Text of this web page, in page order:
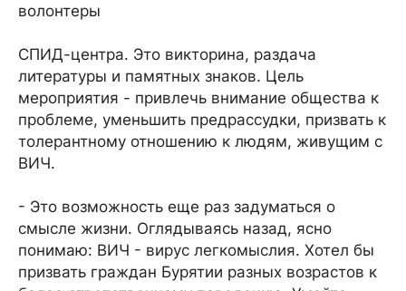
волонтеры
СПИД-центра. Это викторина, раздача
литературы и памятных знаков. Цель
мероприятия - привлечь внимание общества к
проблеме, уменьшить предрассудки, призвать к
толерантному отношению к людям, живущим с
ВИЧ.
- Это возможность еще раз задуматься о
смысле жизни. Оглядываясь назад, ясно
понимаю: ВИЧ - вирус легкомыслия. Хотел бы
призвать граждан Бурятии разных возрастов к